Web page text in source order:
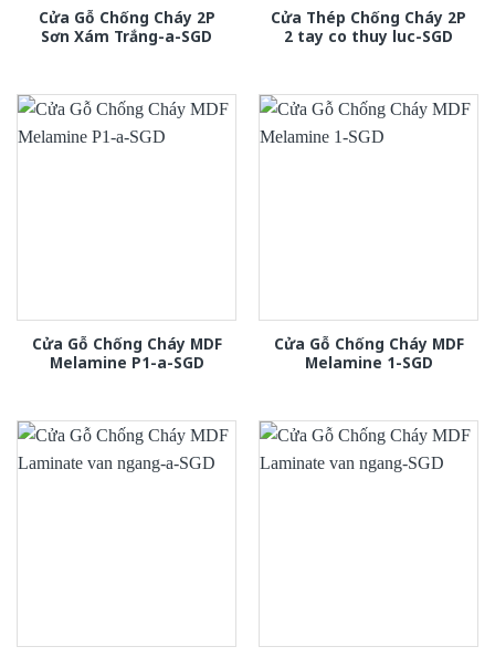
Cửa Gỗ Chống Cháy 2P
Sơn Xám Trắng-a-SGD
Cửa Thép Chống Cháy 2P
2 tay co thuy luc-SGD
Cửa Gỗ Chống Cháy MDF
Melamine P1-a-SGD
Cửa Gỗ Chống Cháy MDF
Melamine 1-SGD